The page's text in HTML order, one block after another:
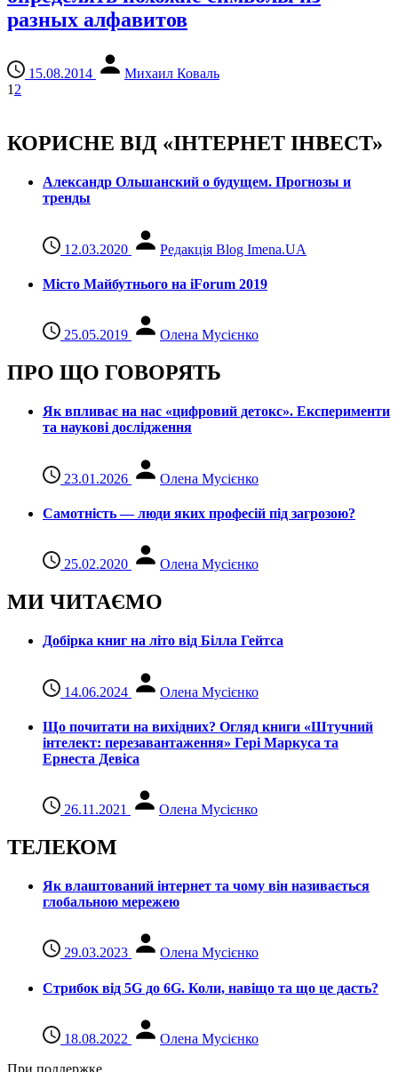
разных алфавитов
15.08.2014
Михаил Коваль
1 2
КОРИСНЕ ВІД «ІНТЕРНЕТ ІНВЕСТ»
Александр Ольшанский о будущем. Прогнозы и
тренды
12.03.2020 Редакція Blog Imena.UA
Місто Майбутнього на iForum 2019
25.05.2019 Олена Мусієнко
ПРО ЩО ГОВОРЯТЬ
Як впливає на нас «цифровий детокс». Експерименти
та наукові дослідження
23.01.2026 Олена Мусієнко
Самотність — люди яких професій під загрозою?
25.02.2020 Олена Мусієнко
МИ ЧИТАЄМО
Добірка книг на літо від Білла Гейтса
14.06.2024 Олена Мусієнко
Що почитати на вихідних? Огляд книги «Штучний
інтелект: перезавантаження» Гері Маркуса та
Ернеста Девіса
26.11.2021 Олена Мусієнко
ТЕЛЕКОМ
Як влаштований інтернет та чому він називається
глобальною мережею
29.03.2023 Олена Мусієнко
Стрибок від 5G до 6G. Коли, навіщо та що це даcть?
18.08.2022
Олена Мусієнко
При поддержке